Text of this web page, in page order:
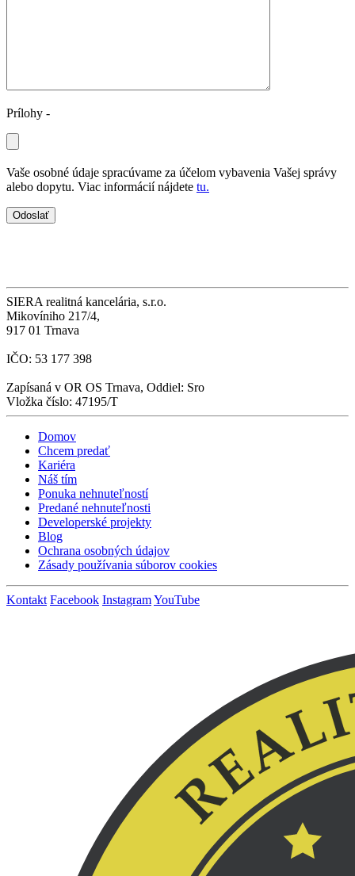
Prílohy -
Vaše osobné údaje spracúvame za účelom vybavenia Vašej správy
alebo dopytu. Viac informácií nájdete tu.
SIERA realitná kancelária, s.r.o.
Mikovíniho 217/4,
917 01 Trnava
IČO: 53 177 398
Zapísaná v OR OS Trnava, Oddiel: Sro
Vložka číslo: 47195/T
Domov
Chcem predať
Kariéra
Náš tím
Ponuka nehnuteľností
Predané nehnuteľnosti
Developerské projekty
Blog
Ochrana osobných údajov
Zásady používania súborov cookies
Kontakt Facebook InstagramYouTube